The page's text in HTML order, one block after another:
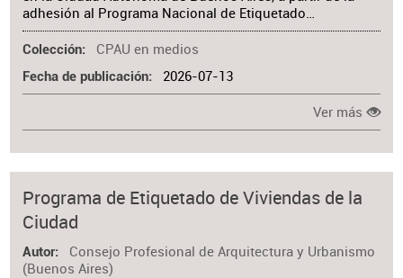
adhesión al Programa Nacional de Etiquetado…
Colección CPAU en medios
Fecha de publicación 2026-07-13
Ver más
Programa de Etiquetado de Viviendas de la
Ciudad
Autor
Consejo Profesional de Arquitectura y Urbanismo
(Buenos Aires)